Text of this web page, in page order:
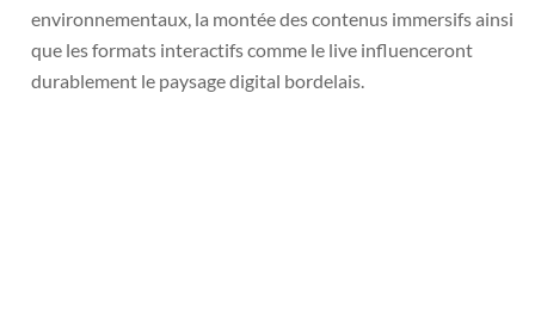
environnementaux, la montée des contenus immersifs ainsi
que les formats interactifs comme le live influenceront
durablement le paysage digital bordelais.